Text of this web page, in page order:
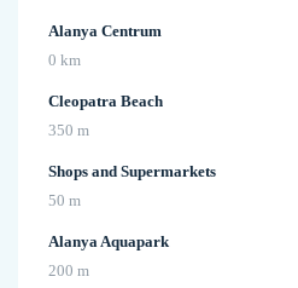
Alanya Centrum
0 km
Cleopatra Beach
350 m
Shops and Supermarkets
50 m
Alanya Aquapark
200 m